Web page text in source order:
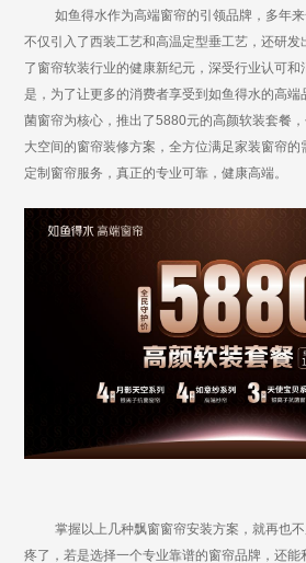
如鱼得水作为高端窗帘的引领品牌，多年
不仅引入了西装工艺和高温定型垂工艺，还研发
了窗帘软装行业的健康新纪元，深受行业认可和
是，为了让更多的消费者享受到如鱼得水的高
菌窗帘为核心，推出了5880元的高颜软装套餐
大空间的窗帘装修方案，全方位满足家装窗帘
定制窗帘服务，真正的专业可靠，健康高端。
掌握以上几种飘窗窗帘安装方案，就再也
疼了，若是选择一个专业靠谱的窗帘品牌，还能